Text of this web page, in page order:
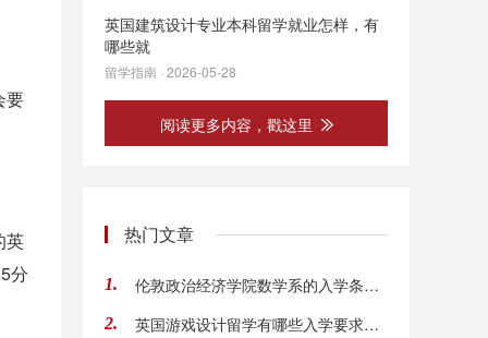
要
英
分
英国建筑设计专业本科留学就业怎样，有
哪些就
留学指南 · 2026-05-28
阅读更多内容，戳这里
热门文章
1. 伦敦政治经济学院数学系的入学条件是什么？ 毕
2. 英国游戏设计留学有哪些入学要求？有哪些院校